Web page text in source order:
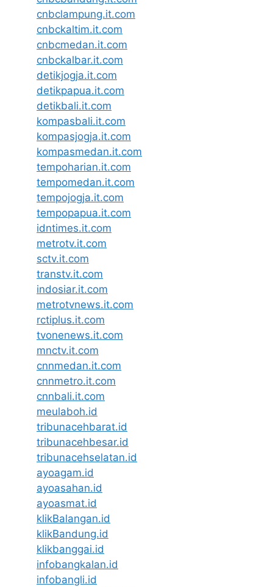
cnbclampung.it.com
cnbckaltim.it.com
cnbcmedan.it.com
cnbckalbar.it.com
detikjogja.it.com
detikpapua.it.com
detikbali.it.com
kompasbali.it.com
kompasjogja.it.com
kompasmedan.it.com
tempoharian.it.com
tempomedan.it.com
tempojogja.it.com
tempopapua.it.com
idntimes.it.com
metrotv.it.com
sctv.it.com
transtv.it.com
indosiar.it.com
metrotvnews.it.com
rctiplus.it.com
tvonenews.it.com
mnctv.it.com
cnnmedan.it.com
cnnmetro.it.com
cnnbali.it.com
meulaboh.id
tribunacehbarat.id
tribunacehbesar.id
tribunacehselatan.id
ayoagam.id
ayoasahan.id
ayoasmat.id
klikBalangan.id
klikBandung.id
klikbanggai.id
infobangkalan.id
infobangli.id